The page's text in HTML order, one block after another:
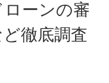
ーンの審
徹底調査